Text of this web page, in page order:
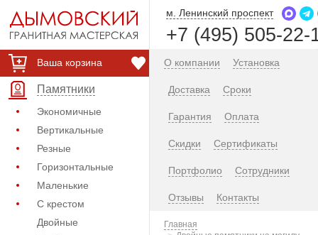
Ваша корзина
Памятники
Экономичные
Вертикальные
Резные
Горизонтальные
Маленькие
С крестом
Двойные
м. Ленинский проспект
+7 (495) 505-22-
О компании Установка
Доставка Сроки
Гарантия Оплата
Скидки Сертификаты
Портфолио Сотрудники
Отзывы Контакты
Главная